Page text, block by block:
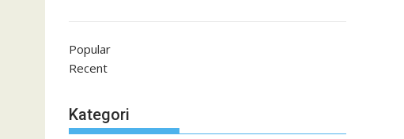
Popular
Recent
Kategori